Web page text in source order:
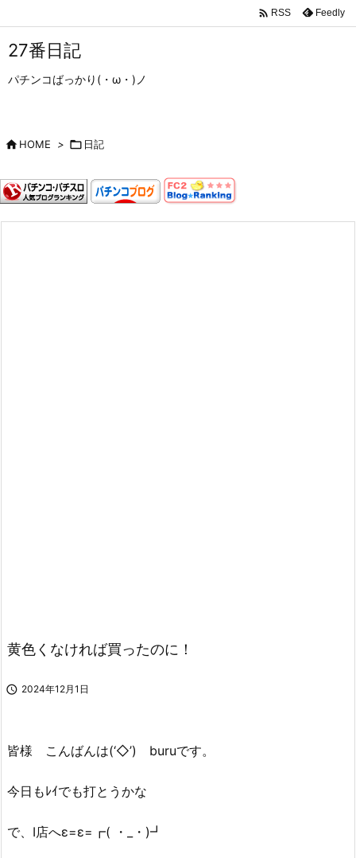
 RSS Feedly
27番日記
パチンコばっかり(・ω・)ノ
HOME >  日記
黄色くなければ買ったのに！
 2024年12月1日
皆様 こんばんは(‘◇’)ゞburuです。
今日もﾚｲでも打とうかな
で、I店へε=ε=┏( ・_・)┛